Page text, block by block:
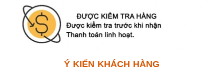
Ý KIẾN KHÁCH HÀNG